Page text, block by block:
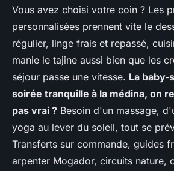
Vous avez choisi votre coin ? Les
personnalisées prennent vite le
régulier, linge frais et repassé,
manie le tajine aussi bien que les
séjour passe une vitesse. La baby-
soirée tranquille à la médina, on
pas vrai ? Besoin d'un massage,
yoga au lever du soleil, tout se
Transferts sur commande, guides
arpenter Mogador, circuits nature,